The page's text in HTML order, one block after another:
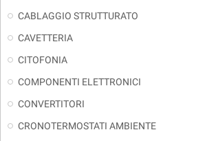
CABLAGGIO STRUTTURATO
CAVETTERIA
CITOFONIA
COMPONENTI ELETTRONICI
CONVERTITORI
CRONOTERMOSTATI AMBIENTE